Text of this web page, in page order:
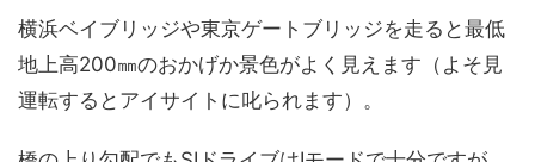
横浜ベイブリッジや東京ゲートブリッジを走ると最低
地上高200㎜のおかげか景色がよく見えます（よそ見
運転するとアイサイトに叱られます）。